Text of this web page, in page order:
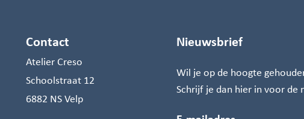
Contact
Atelier Creso
Schoolstraat 12
6882 NS Velp
Nieuwsbrief
Wil je op de hoogte
Schrijf je dan hier in voor de